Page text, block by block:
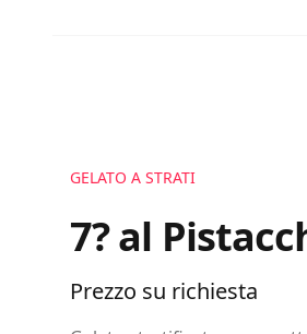
GELATO A STRATI
7? al
Prezzo su richiesta